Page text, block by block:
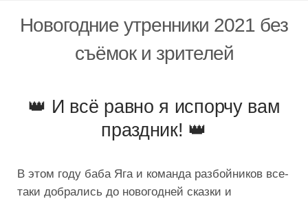
Новогодние утренники 2021 без
съёмок и зрителей
👑 И всё равно я испорчу вам
праздник! 👑
В этом году баба Яга и команда разбойников все-
таки добрались до новогодней сказки и